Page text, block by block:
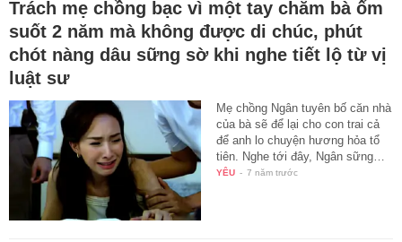
Trách mẹ chồng bạc vì một tay chăm bà ốm
suốt 2 năm mà không được di chúc, phút
chót nàng dâu sững sờ khi nghe tiết lộ từ vị
luật sư
Mẹ chồng Ngân tuyên bố căn nhà
của bà sẽ để lại cho con trai cả
để anh lo chuyện hương hỏa tổ
tiên. Nghe tới đây, Ngân sững…
YÊU - 7 năm trước